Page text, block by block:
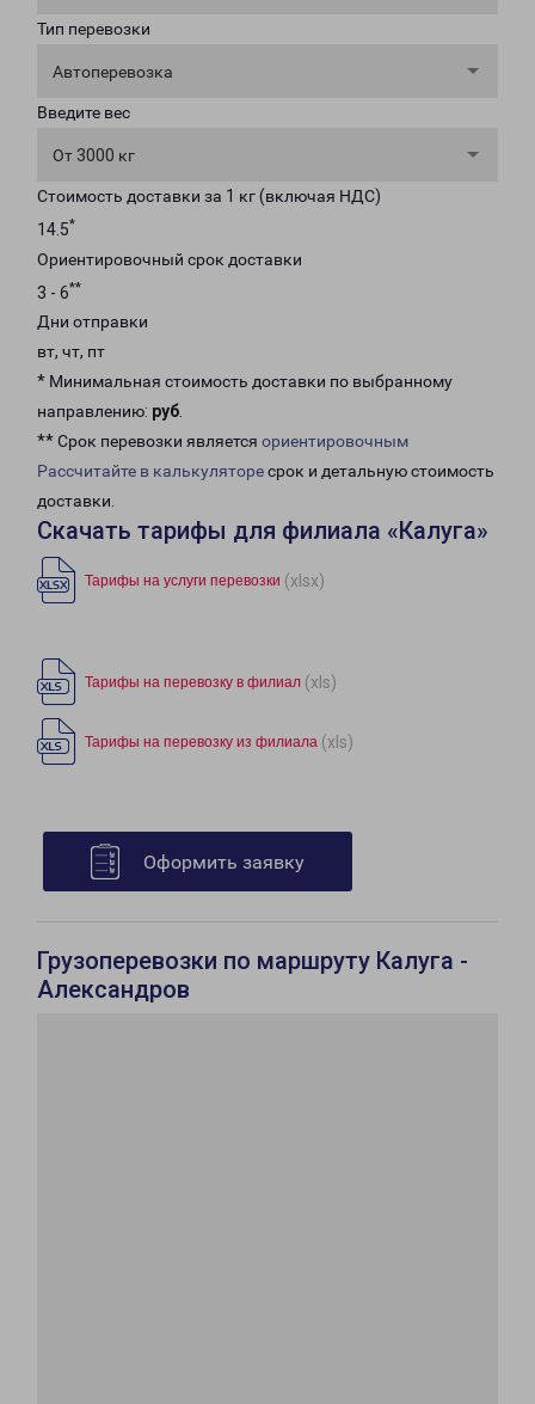
Тип перевозки
Автоперевозка
Введите вес
От 3000 кг
Стоимость доставки за 1 кг (включая НДС)
14.5*
Ориентировочный срок доставки
3 - 6**
Дни отправки
вт, чт, пт
* Минимальная стоимость доставки по выбранному
направлению: руб.
** Срок перевозки является ориентировочным
Рассчитайте в калькуляторесрок и детальную стоимость
доставки.
Скачать тарифы для филиала «Калуга»
Тарифы на услуги перевозки (xlsx)
Тарифы на перевозку в филиал (xls)
Тарифы на перевозку из филиала (xls)
Оформить заявку
Грузоперевозки по маршруту Калуга -
Александров